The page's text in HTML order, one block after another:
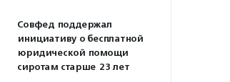
Совфед поддержал
инициативу о бесплатной
юридической помощи
сиротам старше 23 лет